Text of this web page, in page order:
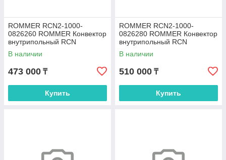
ROMMER RCN2-1000-
0826260 ROMMER Конвектор
внутрипольный RCN
80.260.2600 (Решётка
роликовая, анодированный
В наличии
473 000 ₸
Купить
ROMMER RCN2-1000-
0826280 ROMMER Конвектор
внутрипольный RCN
80.260.2800 (Решётка
роликовая, анодированный
В наличии
510 000 ₸
Купить